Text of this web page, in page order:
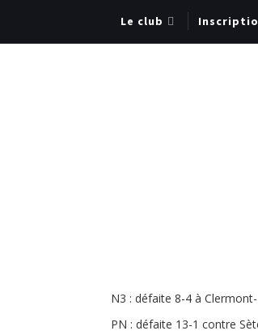
Le club
N3 : défaite 8-4 à
PN : défaite 13-1 contre